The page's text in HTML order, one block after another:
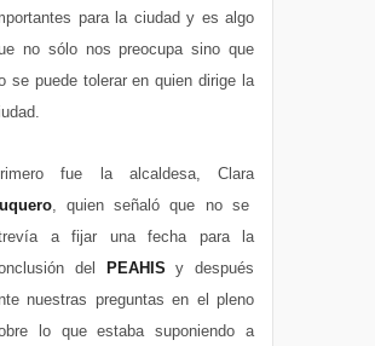
para la ciudad y es algo
no sólo nos preocupa sino que
se puede tolerar en quien dirige la
fue la alcaldesa, Clara
, quien señaló que no se
a fijar una fecha para la
del
PEAHIS y después
nuestras preguntas en el pleno
lo que estaba suponiendo a